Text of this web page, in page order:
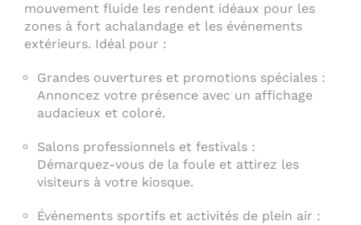
mouvement fluide les rendent idéaux pour les
zones à fort achalandage et les événements
extérieurs. Idéal pour :
Grandes ouvertures et promotions spéciales :
Annoncez votre présence avec un affichage
audacieux et coloré.
Salons professionnels et festivals :
Démarquez-vous de la foule et attirez les
visiteurs à votre kiosque.
Événements sportifs et activités de plein air :